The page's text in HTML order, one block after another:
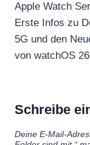
Apple Watch
Erste Infos zu
5G und den
von watchOS 26
Schreibe
Deine E-Mail-